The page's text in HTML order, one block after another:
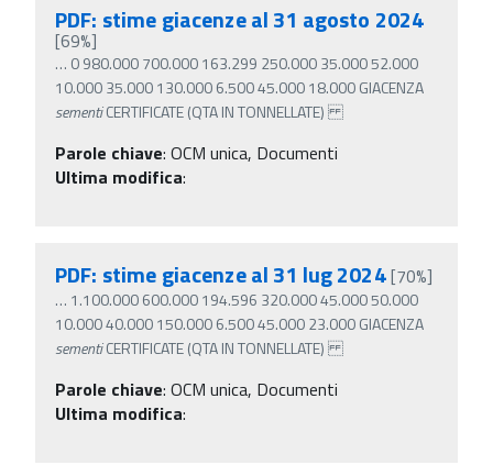
PDF: stime giacenze al 31 agosto 2024
[69%]
… 0 980.000 700.000 163.299 250.000 35.000 52.000
10.000 35.000 130.000 6.500 45.000 18.000 GIACENZA
sementiCERTIFICATE (QTA IN TONNELLATE)
Parole chiave: OCM unica, Documenti
Ultima modifica:
PDF: stime giacenze al 31 lug 2024[70%]
… 1.100.000 600.000 194.596 320.000 45.000 50.000
10.000 40.000 150.000 6.500 45.000 23.000 GIACENZA
sementiCERTIFICATE (QTA IN TONNELLATE)
Parole chiave: OCM unica, Documenti
Ultima modifica: